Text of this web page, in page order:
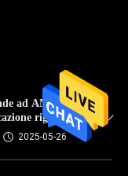
ad ANIMALE
rigida
2025-05-26